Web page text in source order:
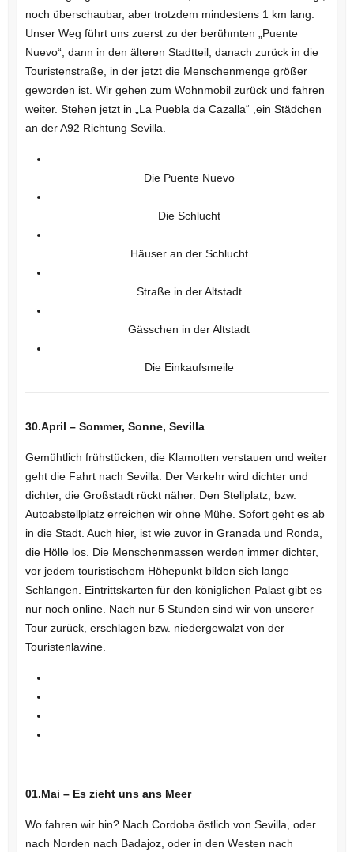
noch überschaubar, aber trotzdem mindestens 1 km lang.
Unser Weg führt uns zuerst zu der berühmten „Puente
Nuevo“, dann in den älteren Stadtteil, danach zurück in die
Touristenstraße, in der jetzt die Menschenmenge größer
geworden ist. Wir gehen zum Wohnmobil zurück und fahren
weiter. Stehen jetzt in „La Puebla da Cazalla“ ,ein Städchen
an der A92 Richtung Sevilla.
Die Puente Nuevo
Die Schlucht
Häuser an der Schlucht
Straße in der Altstadt
Gässchen in der Altstadt
Die Einkaufsmeile
30.April – Sommer, Sonne, Sevilla
Gemühtlich frühstücken, die Klamotten verstauen und weiter
geht die Fahrt nach Sevilla. Der Verkehr wird dichter und
dichter, die Großstadt rückt näher. Den Stellplatz, bzw.
Autoabstellplatz erreichen wir ohne Mühe. Sofort geht es ab
in die Stadt. Auch hier, ist wie zuvor in Granada und Ronda,
die Hölle los. Die Menschenmassen werden immer dichter,
vor jedem touristischem Höhepunkt bilden sich lange
Schlangen. Eintrittskarten für den königlichen Palast gibt es
nur noch online. Nach nur 5 Stunden sind wir von unserer
Tour zurück, erschlagen bzw. niedergewalzt von der
Touristenlawine.
01.Mai – Es zieht uns ans Meer
Wo fahren wir hin? Nach Cordoba östlich von Sevilla, oder
nach Norden nach Badajoz, oder in den Westen nach